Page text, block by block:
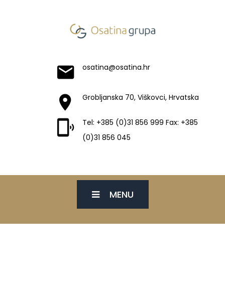
osatina@osatina.hr
Grobljanska 70, Viškovci, Hrvatska
Tel: +385 (0)31 856 999 Fax: +385
(0)31 856 045
MENU